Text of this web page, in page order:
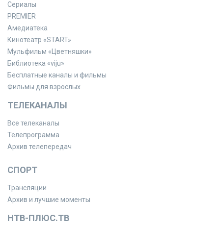
Сериалы
PREMIER
Амедиатека
Кинотеатр «START»
Мульфильм «Цветняшки»
Библиотека «viju»
Бесплатные каналы и фильмы
Фильмы для взрослых
ТЕЛЕКАНАЛЫ
Все телеканалы
Телепрограмма
Архив телепередач
СПОРТ
Трансляции
Архив и лучшие моменты
НТВ-ПЛЮС.ТВ